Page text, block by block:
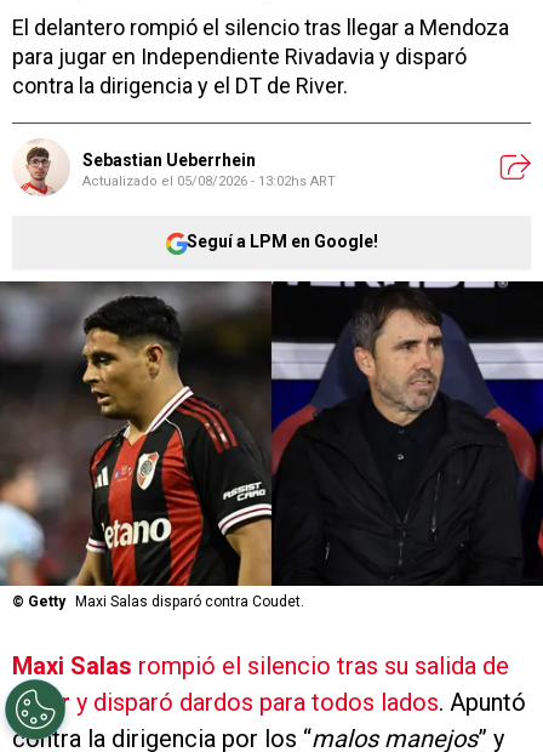
El delantero rompió el silencio tras llegar a Mendoza
para jugar en Independiente Rivadavia y disparó
contra la dirigencia y el DT de River.
Sebastian Ueberrhein
Actualizado el 05/08/2026 - 13:02hs ART
Seguí a LPM en Google!
© Getty Maxi Salas disparó contra Coudet.
Maxi Salas rompió el silencio tras su salida de
River y disparó dardos para todos lados. Apuntó
contra la dirigencia por los “malos manejos” y